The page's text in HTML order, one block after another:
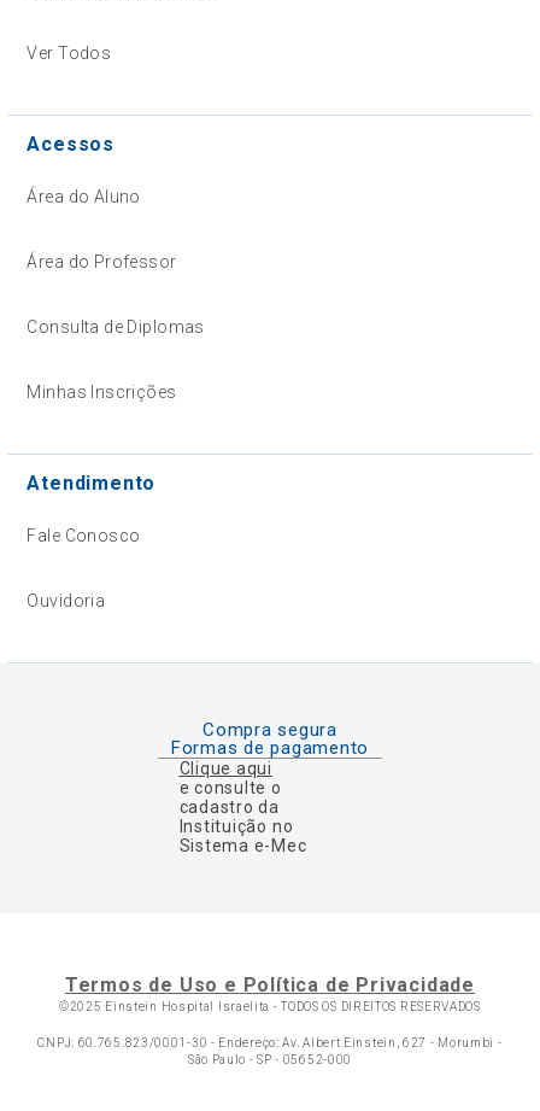
Ver Todos
Acessos
Área do Aluno
Área do Professor
Consulta de Diplomas
Minhas Inscrições
Atendimento
Fale Conosco
Ouvidoria
Compra segura
Formas de pagamento
Clique aqui
e consulte o
cadastro da
Instituição no
Sistema e-Mec
Termos de Uso e Política de Privacidade
©2025 Einstein Hospital Israelita -TODOS OS DIREITOS RESERVADOS
CNPJ: 60.765.823/0001-30 - Endereço: Av. Albert Einstein, 627 - Morumbi -
São Paulo - SP - 05652-000